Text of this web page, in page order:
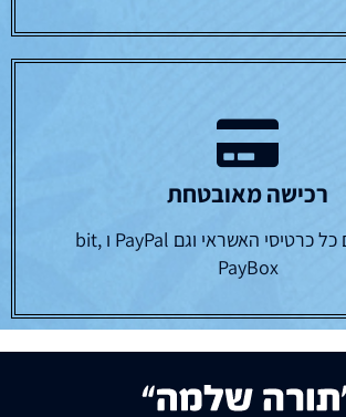
רכישה מאובטחת
עובדים עם כל כרטיסי האשראי וגם PayPal ו bit,
PayBox